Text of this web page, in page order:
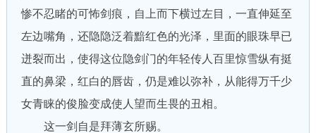
惨不忍睹的可怖剑痕，自上而下横过左目，一直伸延至
左边嘴角，还隐隐泛着黯红色的光泽，里面的眼珠早已
迸裂而出，使得这位隐剑门的年轻传人百里惊雪纵有挺
直的鼻梁，红白的唇齿，仍是难以弥补，从能得万千少
女青睐的俊脸变成使人望而生畏的丑相。
这一剑自是拜薄玄所赐。